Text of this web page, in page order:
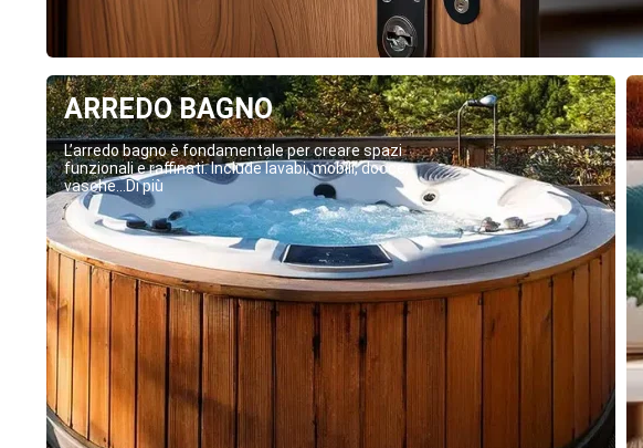
ARREDO BAGNO
L’arredo bagno è fondamentale per creare spazi
funzionali e raffinati. Include lavabi, mobili, docce,
vasche...Di più